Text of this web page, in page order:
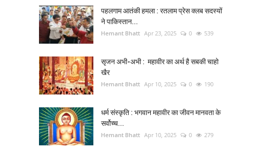
पहलगाम आतंकी हमला : रतलाम प्रेस क्लब सदस्यों
ने पाकिस्तान...
Hemant Bhatt Apr 23, 2025 0 539
सृजन अभी-अभी : महावीर का अर्थ है सबकी चाहो
खैर
Hemant Bhatt Apr 10, 2025 0 190
धर्म संस्कृति : भगवान महावीर का जीवन मानवता के
सर्वोच्च...
Hemant Bhatt Apr 10, 2025 0 279